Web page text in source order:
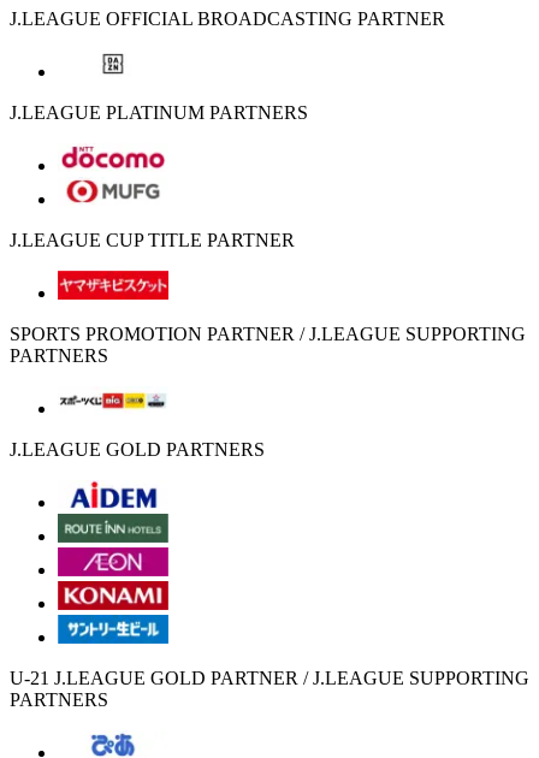
J.LEAGUE OFFICIAL BROADCASTING PARTNER
J.LEAGUE PLATINUM PARTNERS
J.LEAGUE CUP TITLE PARTNER
SPORTS PROMOTION PARTNER / J.LEAGUE SUPPORTING
PARTNERS
J.LEAGUE GOLD PARTNERS
U-21 J.LEAGUE GOLD PARTNER / J.LEAGUE SUPPORTING
PARTNERS